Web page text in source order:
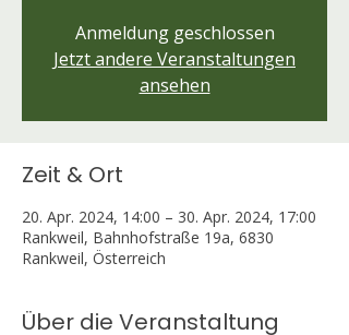
Anmeldung geschlossen
Jetzt andere Veranstaltungen
ansehen
Zeit & Ort
20. Apr. 2024, 14:00 – 30. Apr. 2024, 17:00
Rankweil, Bahnhofstraße 19a, 6830
Rankweil, Österreich
Über die Veranstaltung